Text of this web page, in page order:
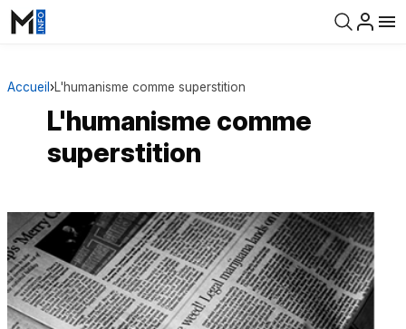
Accueil ›L'humanisme comme superstition
L'humanisme comme
superstition